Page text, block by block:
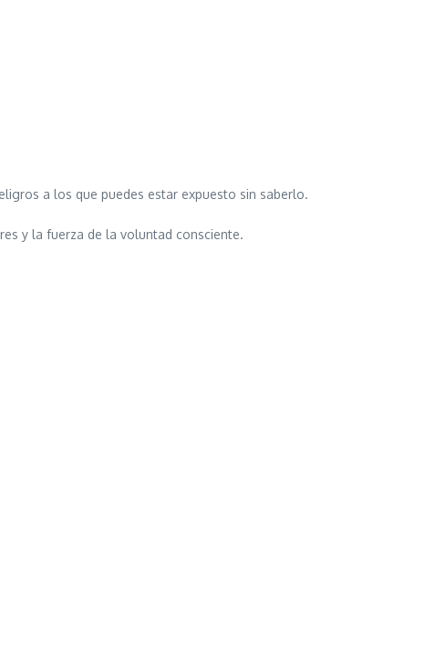
a los que puedes estar expuesto sin saberlo.
y la fuerza de la voluntad consciente.